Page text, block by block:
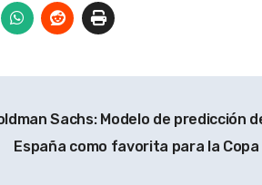
Sachs: Modelo de predicción
España como favorita para la Copa